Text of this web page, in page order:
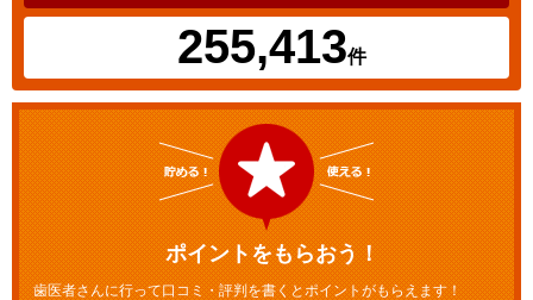
255,413件
ポイントをもらおう！
歯医者さんに行って口コミ・評判を書くとポイントがもらえます！